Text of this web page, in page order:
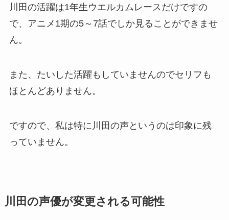
川田の活躍は1年生ウエルカムレースだけですの
で、アニメ1期の5～7話でしか見ることができませ
ん。
また、たいした活躍もしていませんのでセリフも
ほとんどありません。
ですので、私は特に川田の声というのは印象に残
っていません。
川田の声優が変更される可能性